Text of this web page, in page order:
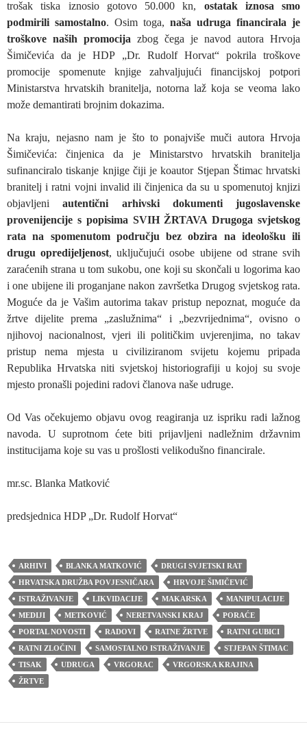
trošak tiska iznosio gotovo 50.000 kn, ostatak iznosa smo
podmirili samostalno. Osim toga, naša udruga financirala je
troškove naših promocija zbog čega je navod autora Hrvoja
Šimičevića da je HDP „Dr. Rudolf Horvat“ pokrila troškove
promocije spomenute knjige zahvaljujući financijskoj potpori
Ministarstva hrvatskih branitelja, notorna laž koja se veoma lako
može demantirati brojnim dokazima.
Na kraju, nejasno nam je što to ponajviše muči autora Hrvoja
Šimičevića: činjenica da je Ministarstvo hrvatskih branitelja
sufinanciralo tiskanje knjige čiji je koautor Stjepan Štimac hrvatski
branitelj i ratni vojni invalid ili činjenica da su u spomenutoj knjizi
objavljeniautentični arhivski dokumenti jugoslavenske
provenijencije s popisima SVIH ŽRTAVA Drugoga svjetskog
rata na spomenutom području bez obzira na ideološku ili
drugu opredijeljenost, uključujući osobe ubijene od strane svih
zaraćenih strana u tom sukobu, one koji su skončali u logorima kao
i one ubijene ili proganjane nakon završetka Drugog svjetskog rata.
Moguće da je Vašim autorima takav pristup nepoznat, moguće da
žrtve dijelite prema „zaslužnima“ i „bezvrijednima“, ovisno o
njihovoj nacionalnost, vjeri ili političkim uvjerenjima, no takav
pristup nema mjesta u civiliziranom svijetu kojemu pripada
Republika Hrvatska niti svjetskoj historiografiji u kojoj su svoje
mjesto pronašli pojedini radovi članova naše udruge.
Od Vas očekujemo objavu ovog reagiranja uz ispriku radi lažnog
navoda. U suprotnom ćete biti prijavljeni nadležnim državnim
institucijama koje su vas u prošlosti velikodušno financirale.
mr.sc. Blanka Matković
predsjednica HDP „Dr. Rudolf Horvat“
ARHIVI BLANKA MATKOVIĆ
DRUGI SVJETSKI RAT
HRVATSKA DRUŽBA POVJESNIČARA
HRVOJE ŠIMIČEVIĆ
ISTRAŽIVANJE
LIKVIDACIJE MAKARSKA
MANIPULACIJE
MEDIJI
METKOVIĆ NERETVANSKI KRAJ
PORAĆE
PORTAL NOVOSTI
RADOVI RATNE ŽRTVE
RATNI GUBICI
RATNI ZLOČINI
SAMOSTALNO ISTRAŽIVANJE
STJEPAN ŠTIMAC
TISAK
UDRUGA VRGORAC
VRGORSKA KRAJINA
ŽRTVE